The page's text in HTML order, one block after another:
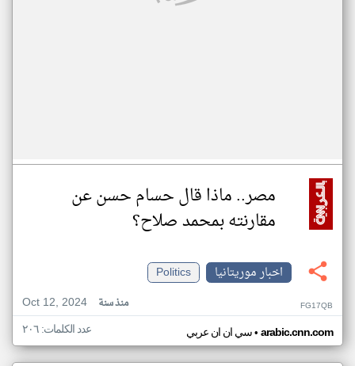
مصر.. ماذا قال حسام حسن عن
مقارنته بمحمد صلاح؟
اخبار موريتانيا
Politics
Oct 12, 2024
منذ سنة FG17QB
سي ان ان عربي• arabic.cnn.com عدد الكلمات: ٢٠٦